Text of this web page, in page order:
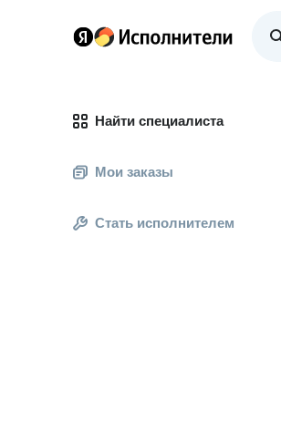
Найти специалиста
Мои заказы
Стать исполнителем